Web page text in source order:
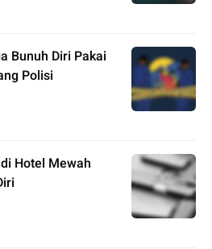
Bunuh Diri Pakai
Polisi
Hotel Mewah